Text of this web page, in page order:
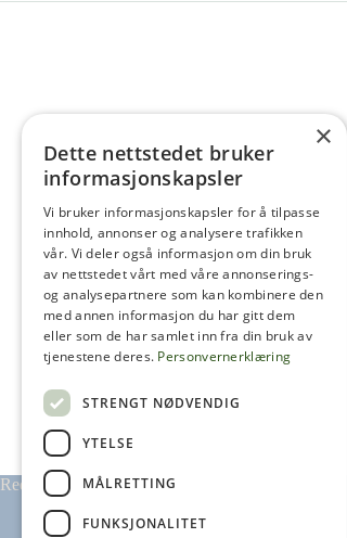
Redaktør: Arne Henrik Frogh
×
Dette nettstedet bruker
informasjonskapsler
Vi bruker informasjonskapsler for å tilpasse
innhold, annonser og analysere trafikken
vår. Vi deler også informasjon om din bruk
av nettstedet vårt med våre annonserings-
og analysepartnere som kan kombinere den
med annen informasjon du har gitt dem
eller som de har samlet inn fra din bruk av
tjenestene deres. Personvernerklæring
STRENGT NØDVENDIG
YTELSE
MÅLRETTING
FUNKSJONALITET